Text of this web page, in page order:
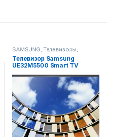
SAMSUNG, Телевизоры,
Телевизоры, фото-видео и
аудио
Телевизор Samsung
UE32M5500 Smart TV